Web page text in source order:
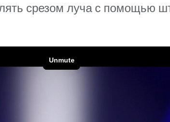
срезом луча с помощью